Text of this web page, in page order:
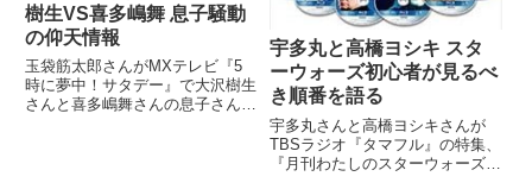
樹生VS喜多嶋舞 息子騒動
の仰天情報
玉袋筋太郎さんがMXテレビ『5
時に夢中！サタデー』で大沢樹生
さんと喜多嶋舞さんの息子さんの
宇多丸と高橋ヨシキ スタ
ーウォーズ初心者が見るべ
き順番を語る
宇多丸さんと高橋ヨシキさんが
TBSラジオ『タマフル』の特集、
『月刊わたしのスターウォーズ』